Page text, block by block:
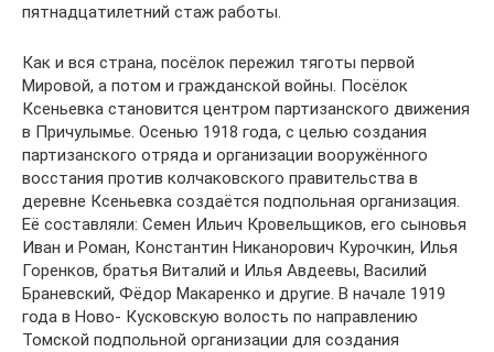
пятнадцатилетний стаж работы.
Как и вся страна, посёлок пережил тяготы первой
Мировой, а потом и гражданской войны. Посёлок
Ксеньевка становится центром партизанского движения
в Причулымье. Осенью 1918 года, с целью создания
партизанского отряда и организации вооружённого
восстания против колчаковского правительства в
деревне Ксеньевка создаётся подпольная организация.
Её составляли: Семен Ильич Кровельщиков, его сыновья
Иван и Роман, Константин Никанорович Курочкин, Илья
Горенков, братья Виталий и Илья Авдеевы, Василий
Браневский, Фёдор Макаренко и другие. В начале 1919
года в Ново- Кусковскую волость по направлению
Томской подпольной организации для создания